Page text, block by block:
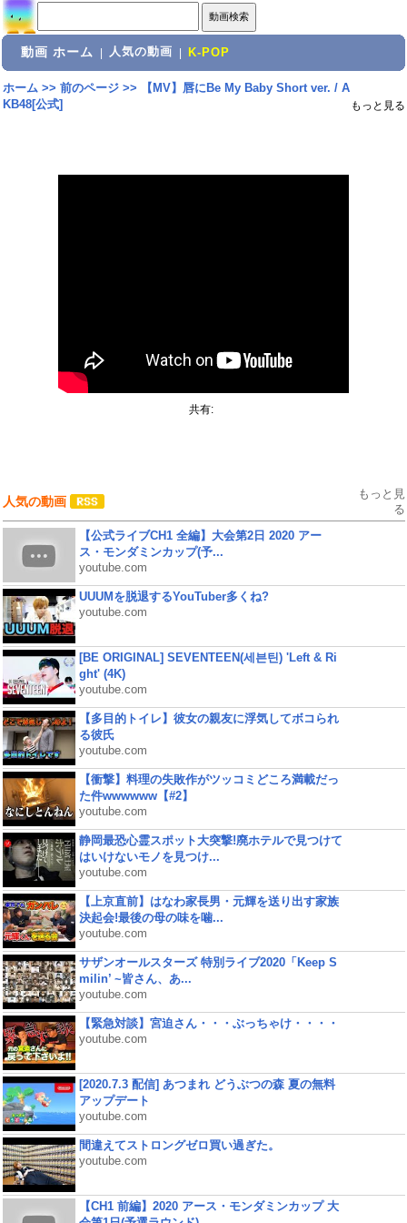
動画 ホーム 人気の動画 K-POP
ホーム>> 前のページ>>
【MV】唇にBe My Baby Short ver. / A
KB48[公式]
もっと見る
共有:
人気の動画
もっと見
る
【公式ライブCH1 全編】大会第2日 2020 アー
ス・モンダミンカップ(予...
youtube.com
UUUMを脱退するYouTuber多くね?
youtube.com
[BE ORIGINAL] SEVENTEEN(세븐틴) 'Left & Ri
ght' (4K)
youtube.com
【多目的トイレ】彼女の親友に浮気してボコられ
る彼氏
youtube.com
【衝撃】料理の失敗作がツッコミどころ満載だっ
た件wwwwww【#2】
youtube.com
静岡最恐心霊スポット大突撃!廃ホテルで見つけて
はいけないモノを見つけ...
youtube.com
【上京直前】はなわ家長男・元輝を送り出す家族
決起会!最後の母の味を噛...
youtube.com
サザンオールスターズ 特別ライブ2020「Keep S
milin’ ~皆さん、あ...
youtube.com
【緊急対談】宮迫さん・・・ぶっちゃけ・・・・
youtube.com
[2020.7.3 配信] あつまれ どうぶつの森 夏の無料
アップデート
youtube.com
間違えてストロングゼロ買い過ぎた。
youtube.com
【CH1 前編】2020 アース・モンダミンカップ 大